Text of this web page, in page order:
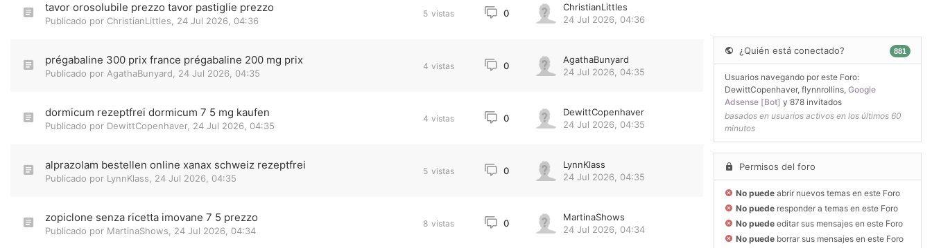
tavor orosolubile prezzo tavor pastiglie prezzo
Publicado por ChristianLittles 24 Jul 2026, 04:36
5 vistas 0
ChristianLittles
24 Jul 2026, 04:36
prégabaline 300 prix france prégabaline 200 mg prix
Publicado por AgathaBunyard 24 Jul 2026, 04:35
4 vistas 0
AgathaBunyard
24 Jul 2026, 04:35
dormicum rezeptfrei dormicum 7 5 mg kaufen
Publicado por DewittCopenhaver, 24 Jul 2026, 04:35
4 vistas 0
DewittCopenhaver
24 Jul 2026, 04:35
alprazolam bestellen online xanax schweiz rezeptfrei
Publicado por LynnKlass 24 Jul 2026, 04:35
5 vistas 0
LynnKlass
24 Jul 2026, 04:35
zopiclone senza ricetta imovane 7 5 prezzo
Publicado por MartinaShows 24 Jul 2026, 04:34
8 vistas 0
MartinaShows
24 Jul 2026, 04:34
¿Quién está conectado? 881
Usuarios navegando por este Foro:
DewittCopenhaver, flynnrollins Google
Adsense [Bot] y 878 invitados
basados en usuarios activos en los últimos 60
minutos
Permisos del foro
No puede abrir nuevos temas en este Foro
No puede responder a temas en este Foro
No puede editar sus mensajes en este Foro
No puede borrar sus mensajes en este Foro